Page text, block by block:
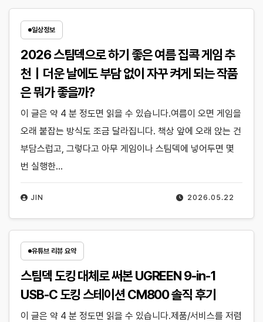
일상정보
2026 스팀덱으로 하기 좋은 여름 집콕 게임 추
천｜더운 날에도 부담 없이 자꾸 켜게 되는 작품
은 뭐가 좋을까?
2026.05.22
JIN
이 글은 약 4 분 정도면 읽을 수 있습니다.여름이 오면 게임을
오래 붙잡는 방식도 조금 달라집니다. 책상 앞에 오래 앉는 건
부담스럽고, 그렇다고 아무 게임이나 스팀덱에 넣어두면 몇
번 실행한…
유튜브 리뷰 요약
스팀덱 도킹 대체로 써본 UGREEN 9-in-1
USB-C 도킹 스테이션 CM800 솔직 후기
이 글은 약 4 분 정도면 읽을 수 있습니다.제품/서비스를 저렴